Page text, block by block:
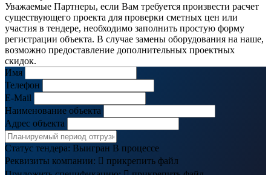
Уважаемые Партнеры, если Вам требуется произвести расчет
существующего проекта для проверки сметных цен или
участия в тендере, необходимо заполнить простую форму
регистрации объекта. В случае замены оборудования на наше,
возможно предоставление дополнительных проектных
скидок.
Имя
Телефон
E-Mail
Наименование объекта
Адрес объекта
Статус тендера: Выигран В процессе
Реквизиты компании:  прикрепить файл